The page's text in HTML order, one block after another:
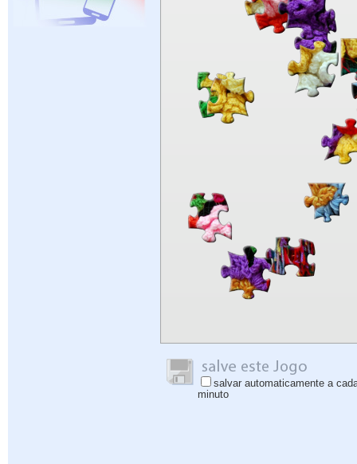
salvar automaticamente a
minuto